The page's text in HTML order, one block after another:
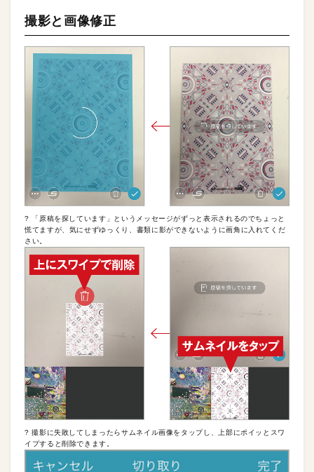
撮影と画像修正
? 「原稿を探しています」というメッセージがずっと表示されるのでちょっと
慌てますが、気にせずゆっくり、書類に影ができないように画角に入れてくだ
さい。
? 撮影に失敗してしまったらサムネイル画像をタップし、上部にポイッとスワ
イプすると削除できます。